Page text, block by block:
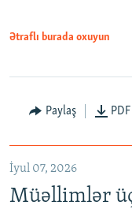
Ətraflı burada oxuyun
Paylaş PDF
İyul 07, 2026
Müəllimlər